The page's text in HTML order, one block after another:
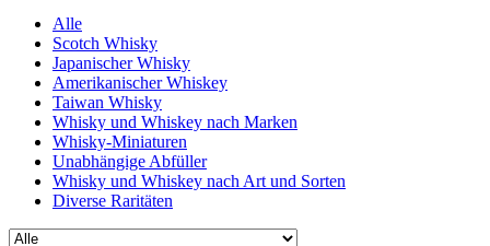
Alle
Scotch Whisky
Japanischer Whisky
Amerikanischer Whiskey
Taiwan Whisky
Whisky und Whiskey nach Marken
Whisky-Miniaturen
Unabhängige Abfüller
Whisky und Whiskey nach Art und Sorten
Diverse Raritäten